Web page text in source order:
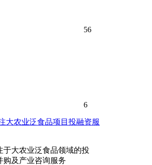
56
6
于大农业泛食品领域的投
购及产业咨询服务